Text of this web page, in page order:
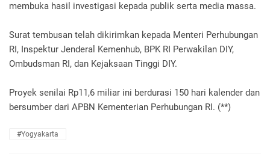
membuka hasil investigasi kepada publik serta media massa.
Surat tembusan telah dikirimkan kepada Menteri Perhubungan
RI, Inspektur Jenderal Kemenhub, BPK RI Perwakilan DIY,
Ombudsman RI, dan Kejaksaan Tinggi DIY.
Proyek senilai Rp11,6 miliar ini berdurasi 150 hari kalender dan
bersumber dari APBN Kementerian Perhubungan RI. (**)
#Yogyakarta